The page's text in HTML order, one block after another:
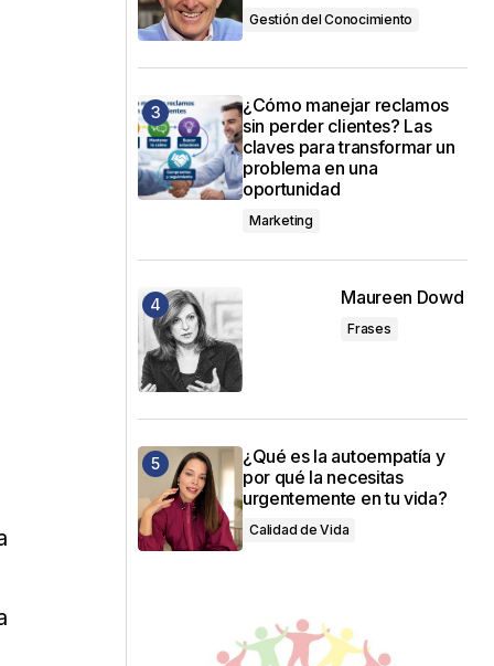
Gestión del Conocimiento
¿Cómo manejar reclamos
sin perder clientes? Las
claves para transformar un
problema en una
oportunidad
Marketing
Maureen Dowd
Frases
¿Qué es la autoempatía y
por qué la necesitas
urgentemente en tu vida?
Calidad de Vida